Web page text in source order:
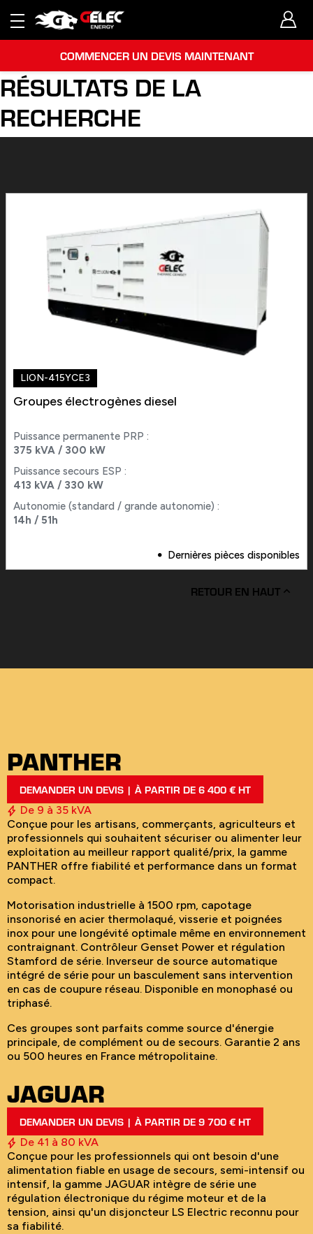
COMMENCER UN DEVIS MAINTENANT
RÉSULTATS DE LA
RECHERCHE
LION-415YCE3
Groupes électrogènes diesel
Puissance permanente PRP :
375 kVA / 300 kW
Puissance secours ESP :
413 kVA / 330 kW
Autonomie (standard / grande autonomie) :
14h / 51h
Dernières pièces disponibles
RETOUR EN HAUT 
PANTHER
DEMANDER UN DEVIS | À PARTIR DE 6 400 € HT
De 9 à 35 kVA
Conçue pour les artisans, commerçants, agriculteurs et
professionnels qui souhaitent sécuriser ou alimenter leur
exploitation au meilleur rapport qualité/prix, la gamme
PANTHER offre fiabilité et performance dans un format
compact.
Motorisation industrielle à 1500 rpm, capotage
insonorisé en acier thermolaqué, visserie et poignées
inox pour une longévité optimale même en environnement
contraignant. Contrôleur Genset Power et régulation
Stamford de série. Inverseur de source automatique
intégré de série pour un basculement sans intervention
en cas de coupure réseau. Disponible en monophasé ou
triphasé.
Ces groupes sont parfaits comme source d'énergie
principale, de complément ou de secours. Garantie 2 ans
ou 500 heures en France métropolitaine.
JAGUAR
DEMANDER UN DEVIS | À PARTIR DE 9 700 € HT
De 41 à 80 kVA
Conçue pour les professionnels qui ont besoin d'une
alimentation fiable en usage de secours, semi-intensif ou
intensif, la gamme JAGUAR intègre de série une
régulation électronique du régime moteur et de la
tension, ainsi qu'un disjoncteur LS Electric reconnu pour
sa fiabilité.